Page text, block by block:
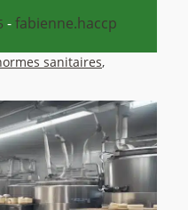
-fabienne.haccp
sanitaires,